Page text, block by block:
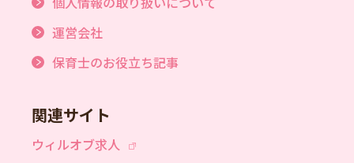
運営会社
保育士のお役立ち記事
関連サイト
ウィルオブ求人